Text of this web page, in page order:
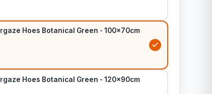
Hoes Botanical Green - 100x70cm
Hoes Botanical Green - 120x90cm